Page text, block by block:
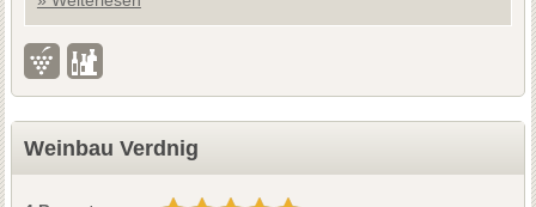
Weinbau Verdnig